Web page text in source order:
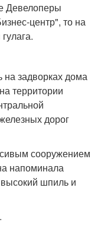
Девелоперы
центр", то на
задворках дома
территории
дорог
сооружением
напоминала
шпиль и